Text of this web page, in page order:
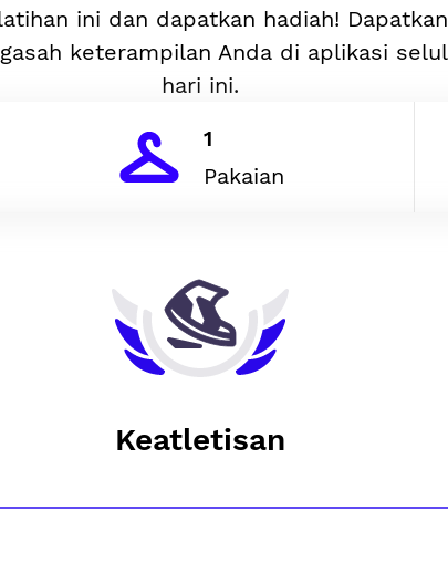
ini dan dapatkan hadiah!
keterampilan Anda di aplikasi
hari ini.
1
Pakaian
Keatletisan